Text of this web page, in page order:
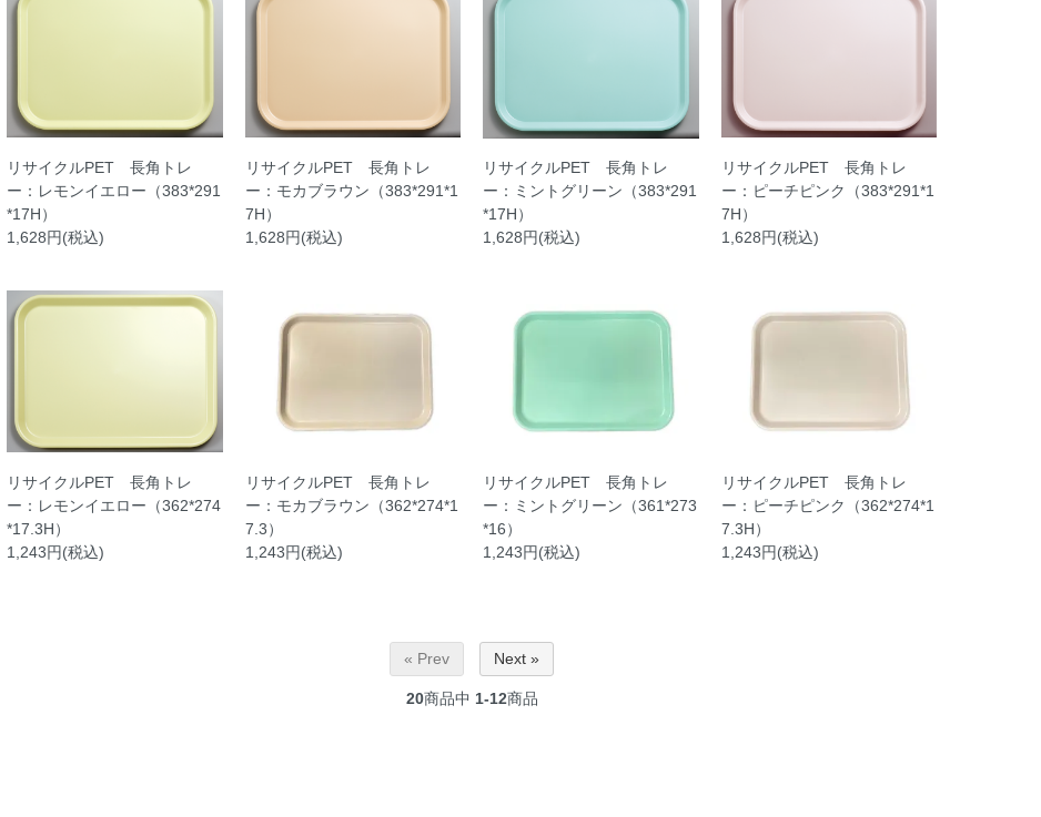
リサイクルPET 長角トレ
ー：レモンイエロー（383*291
*17H）
1,628円(税込)
リサイクルPET 長角トレ
ー：モカブラウン（383*291*1
7H）
1,628円(税込)
リサイクルPET 長角トレ
ー：ミントグリーン（383*291
*17H）
1,628円(税込)
リサイクルPET 長角トレ
ー：ピーチピンク（383*291*1
7H）
1,628円(税込)
リサイクルPET 長角トレ
ー：レモンイエロー（362*274
*17.3H）
1,243円(税込)
リサイクルPET 長角トレ
ー：モカブラウン（362*274*1
7.3）
1,243円(税込)
リサイクルPET 長角トレ
ー：ミントグリーン（361*273
*16）
1,243円(税込)
リサイクルPET 長角トレ
ー：ピーチピンク（362*274*1
7.3H）
1,243円(税込)
« Prev Next »
20商品中 1-12商品